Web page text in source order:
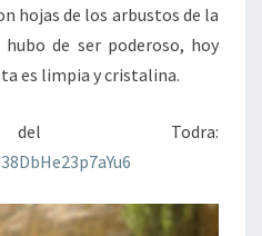
hojas de los arbustos de la
de ser poderoso, hoy
es limpia y cristalina.
del Todra: